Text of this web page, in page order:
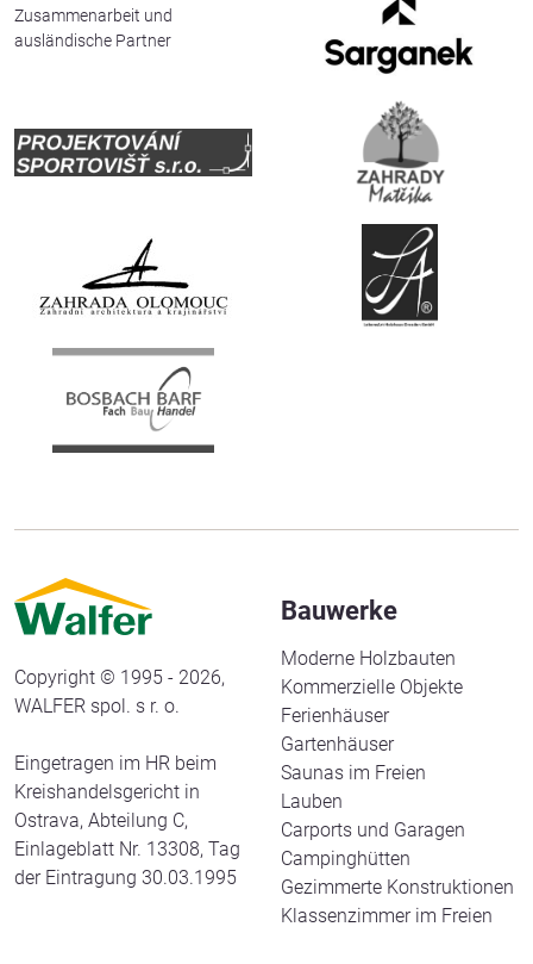
Zusammenarbeit und
ausländische Partner
Copyright © 1995 - 2026,
WALFER spol. s r. o.
Eingetragen im HR beim
Kreishandelsgericht in
Ostrava, Abteilung C,
Einlageblatt Nr. 13308, Tag
der Eintragung 30.03.1995
Bauwerke
Moderne Holzbauten
Kommerzielle Objekte
Ferienhäuser
Gartenhäuser
Saunas im Freien
Lauben
Carports und Garagen
Campinghütten
Gezimmerte Konstruktionen
Klassenzimmer im Freien